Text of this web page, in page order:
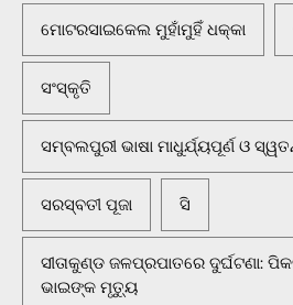
ମୋଟରସାଇକେଲ ମୁହାଁମୁହିଁ ଧକ୍କା
ସଂସ୍କୃତି
ସମ୍ବଲପୁରୀ ଭାଷା ମାଧୁର୍ଯ୍ୟପୂର୍ଣ ଓ
ସରସ୍ବତୀ ପୂଜା ସି
ସୀତାକୁଣ୍ଡ ଜଳପ୍ରପାତରେ ଦୁର୍ଘଟଣା:
ଭାଇଙ୍କ ମୃତ୍ୟୁ